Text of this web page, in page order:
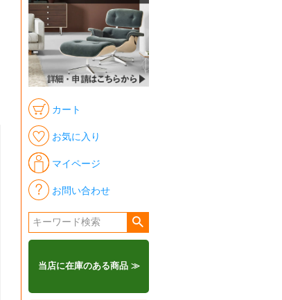
カート
お気に入り
マイページ
お問い合わせ
当店に在庫のある商品 ≫